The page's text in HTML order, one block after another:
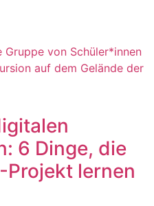
6 Dinge, die
Projekt lernen